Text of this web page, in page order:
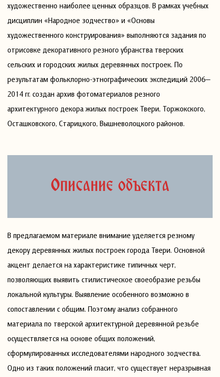
художественно наиболее ценных образцов. В рамках учебных
дисциплин «Народное зодчество» и «Основы
художественного конструирования» выполняются задания по
отрисовке декоративного резного убранства тверских
сельских и городских жилых деревянных построек. По
результатам фольклорно-этнографических экспедиций 2006—
2014 гг. создан архив фотоматериалов резного
архитектурного декора жилых построек Твери, Торжокского,
Осташковского, Старицкого, Вышневолоцкого районов.
Описание объекта
В предлагаемом материале внимание уделяется резному
декору деревянных жилых построек города Твери. Основной
акцент делается на характеристике типичных черт,
позволяющих выявить стилистическое своеобразие резьбы
локальной культуры. Выявление особенного возможно в
сопоставлении с общим. Поэтому анализ собранного
материала по тверской архитектурной деревянной резьбе
осуществляется на основе общих положений,
сформулированных исследователями народного зодчества.
Одно из таких положений гласит, что существует неразрывная